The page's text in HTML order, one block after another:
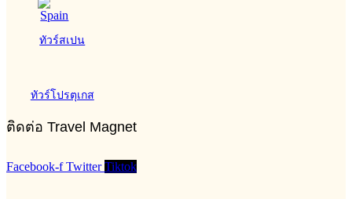
ทัวร์สเปน
ทัวร์โปรตุเกส
ติดต่อ Travel Magnet
Facebook-f Twitter Tiktok